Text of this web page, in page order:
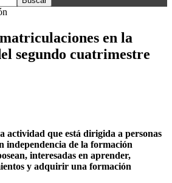
en la
segundo cuatrimestre
actividad que está dirigida a personas
independencia de la formación
interesadas en aprender,
y adquirir una formación